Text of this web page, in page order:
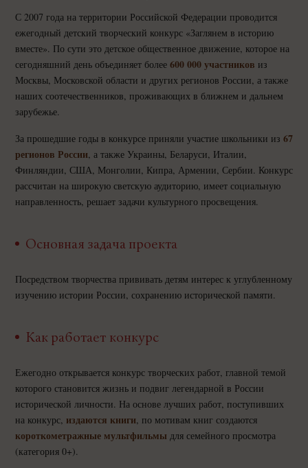
С 2007 года на территории Российской Федерации проводится
ежегодный детский творческий конкурс «Заглянем в историю
вместе». По сути это детское общественное движение, которое на
сегодняшний день объединяет более 600 000 участников из
Москвы, Московской области и других регионов России, а также
наших соотечественников, проживающих в ближнем и дальнем
зарубежье.
За прошедшие годы в конкурсе приняли участие школьники из 67
регионов России , а также Украины, Беларуси, Италии,
Финляндии, США, Монголии, Кипра, Армении, Сербии. Конкурс
рассчитан на широкую светскую аудиторию, имеет социальную
направленность, решает задачи культурного просвещения.
Основная задача проекта
Посредством творчества прививать детям интерес к углубленному
изучению истории России, сохранению исторической памяти.
Как работает конкурс
Ежегодно открывается конкурс творческих работ, главной темой
которого становится жизнь и подвиг легендарной в России
исторической личности. На основе лучших работ, поступивших
на конкурс, издаются книги , по мотивам книг создаются
короткометражные мультфильмы для семейного просмотра
(категория 0+).